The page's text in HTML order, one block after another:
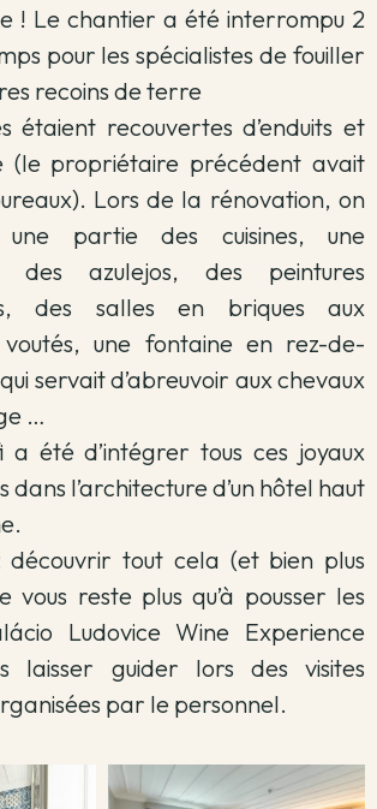
! Le chantier a été interrompu 2
pour les spécialistes de fouiller
recoins de terre
étaient recouvertes d’enduits et
(le propriétaire précédent avait
Lors de la rénovation, on
une partie des cuisines, une
des azulejos, des peintures
des salles en briques aux
une fontaine en rez-de-
servait d’abreuvoir aux chevaux
…
été d’intégrer tous ces joyaux
dans l’architecture d’un hôtel haut
découvrir tout cela (et bien plus
vous reste plus qu’à pousser les
Ludovice Wine Experience
laisser guider lors des visites
par le personnel.